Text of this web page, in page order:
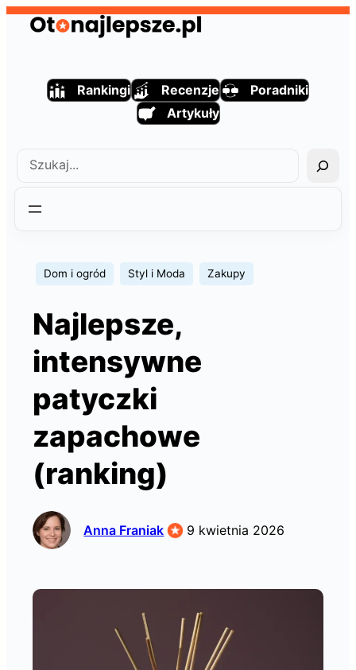
Przejdź
Rankingi Recenzje
Poradniki
Artykuły
Szukaj
Dom i ogród Styl i Moda Zakupy
Najlepsze,
intensywne
patyczki
zapachowe
(ranking)
Anna Franiak 9 kwietnia 2026